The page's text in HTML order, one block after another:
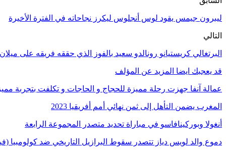
ليبرون جيمس يقود لوس أنجلوس ليكرز نجاحاته في الفترة الأخيرة
التالي
البرتغالي كريستيانو رونالدو سعيد بالفوز الذي حققه فريقه على ميلان
قد يعجبك ايضا المزيد عن المؤلف
عمالة آنفا جهزت رحلة مميزة للحجاج و الحاجات و تكلفت بتجربة
المغرب يضمن التأهل إلى ثمن نهائي أمم أفريقيا 2023
أنغولا وبوركينافاسو في مباراة تحديد متصدر المجموعة الرابعة
دموع والد لويس دياز تتصدر سقوط البرازيل التاريخي ضد كولومبيا